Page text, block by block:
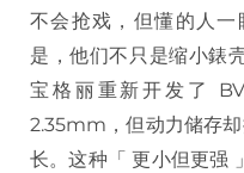
不会抢戏，但懂的人
是，他们不只是缩小錶
宝格丽重新开发了
2.35mm，但动力储存
长。这种「 更小但更强